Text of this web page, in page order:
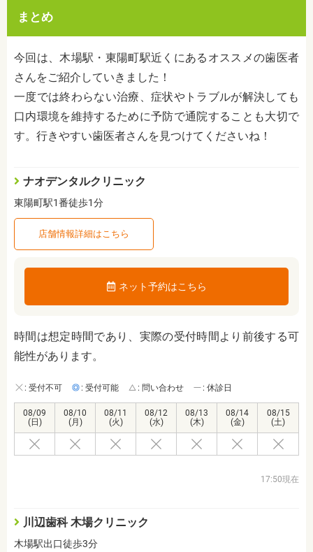
まとめ
今回は、木場駅・東陽町駅近くにあるオススメの歯医者
さんをご紹介していきました！
一度では終わらない治療、症状やトラブルが解決しても
口内環境を維持するために予防で通院することも大切で
す。行きやすい歯医者さんを見つけてくださいね！
ナオデンタルクリニック
東陽町駅1番徒歩1分
店舗情報詳細はこちら
ネット予約はこちら
時間は想定時間であり、実際の受付時間より前後する可
能性があります。
: 受付不可 : 受付可能 : 問い合わせ : 休診日
08/09
(日)
08/10
(月)
08/11
(火)
08/12
(水)
08/13
(木)
08/14
(金)
08/15
(土)
17:50現在
川辺歯科 木場クリニック
木場駅出口徒歩3分